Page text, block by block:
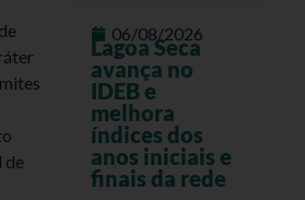
de
06/08/2026
Lagoa Seca
avança no
IDEB e
melhora
índices dos
anos iniciais e
finais da rede